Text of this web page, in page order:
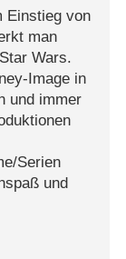
Einstieg von
man
Wars.
Image in
und immer
Serien
und